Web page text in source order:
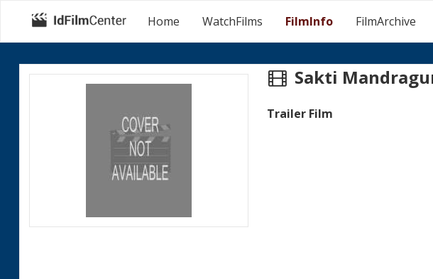
Home WatchFilms FilmInfo FilmArchive
Sakti
Trailer Film